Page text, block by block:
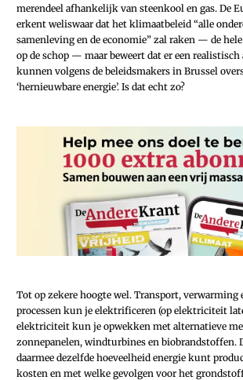
merendeel afhankelijk van steenkool en gas. De
erkent weliswaar dat het klimaatbeleid “alle
samenleving en de economie” zal raken — de
op de schop — maar beweert dat er een
kunnen volgens de beleidsmakers in Brussel
‘hernieuwbare energie’. Is dat echt zo?
Tot op zekere hoogte wel. Transport, verwarming
processen kun je elektrificeren (op elektriciteit
elektriciteit kun je opwekken met alternatieve
zonnepanelen, windturbines en biobrandstoffen.
daarmee dezelfde hoeveelheid energie kunt
kosten en met welke gevolgen voor het